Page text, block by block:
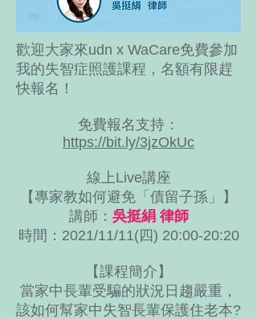
歡迎大家來udn x WaCare免費參加
我的失智症照護課程，名額有限趕
快報名！
免費報名支持：
https://bit.ly/3jzOkUc
線上Live講座
【專家教如何避免「債留子孫」】
講師： 吳挺絹 律師
時間：2021/11/11(四) 20:00-20:20
【課程簡介】
當家中長輩受騙的狀況日趨嚴重，
該如何幫家中失智長輩保護住老本?